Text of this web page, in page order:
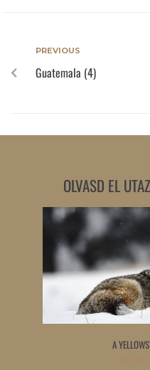
PREVIOUS
Guatemala (4)
OLVASD EL
A